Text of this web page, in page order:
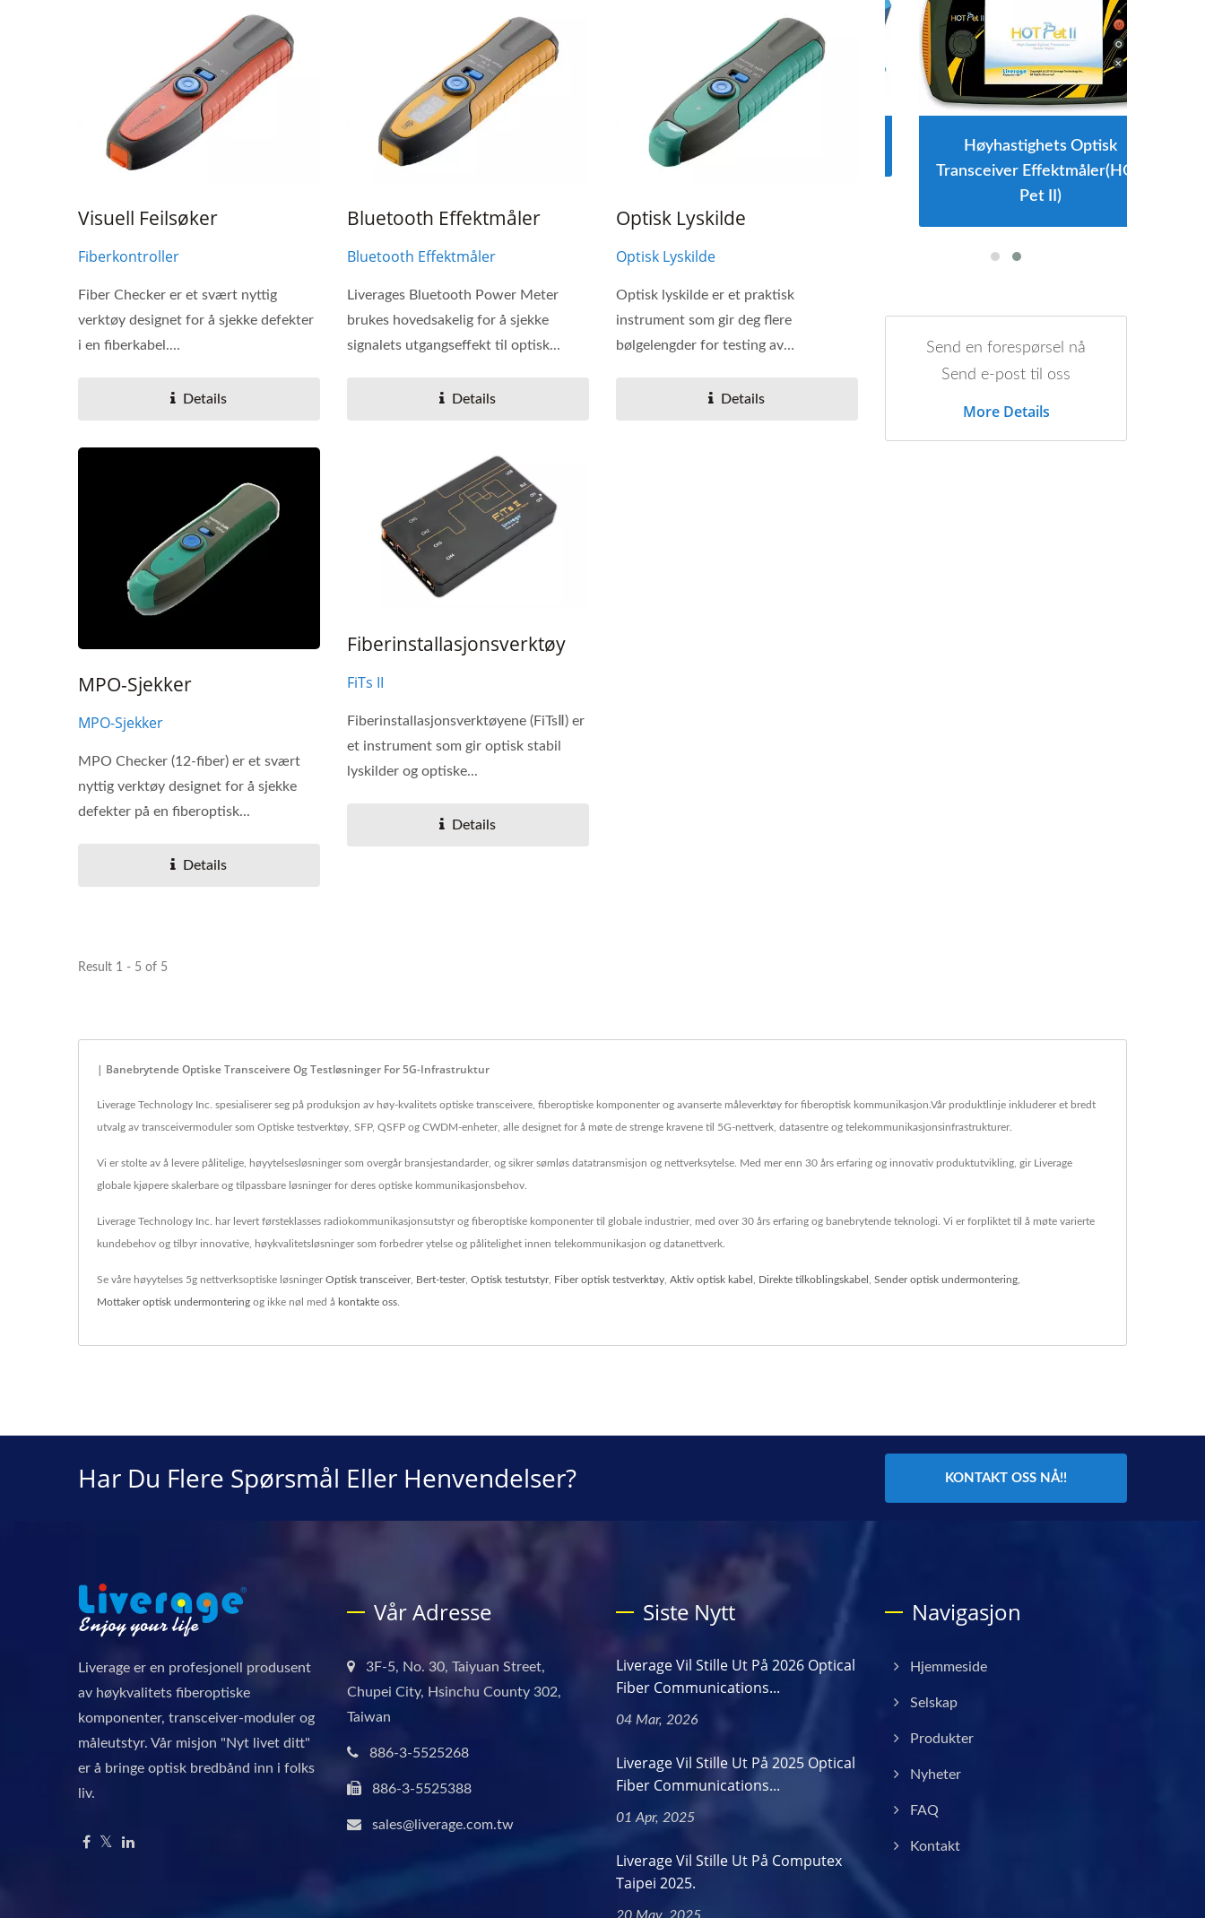
Visuell Feilsøker
Fiberkontroller
Fiber Checker er et svært nyttig
verktøy designet for å sjekke defekter
i en fiberkabel....
Details
Bluetooth Effektmåler
Bluetooth Effektmåler
Liverages Bluetooth Power Meter
brukes hovedsakelig for å sjekke
signalets utgangseffekt til optisk...
Details
Optisk Lyskilde
Optisk Lyskilde
Optisk lyskilde er et praktisk
instrument som gir deg flere
bølgelengder for testing av
Details
MPO-Sjekker
MPO-Sjekker
MPO Checker (12-fiber) er et svært
nyttig verktøy designet for å sjekke
defekter på en fiberoptisk...
Details
Fiberinstallasjonsverktøy
FiTs II
Fiberinstallasjonsverktøyene (FiTsⅡ) er
et instrument som gir optisk stabil
lyskilder og optiske...
Details
Result 1 - 5 of 5
Ibert X1 Mini
Høyhastighets Optisk
Transceiver Effektmåler(HOT
Ibert X1 Mini
Høyhastighets Optisk
Transceiver Effektmåler(HOT
Pet II)
Send en forespørsel nå
Send e-post til oss
More Details
| Banebrytende Optiske Transceivere Og Testløsninger For 5G-Infrastruktur
Liverage Technology Inc. spesialiserer seg på produksjon av høy-kvalitets optiske transceivere, fiberoptiske komponenter og avanserte måleverktøy for fiberoptisk kommunikasjon.Vår produktlinje inkluderer et bredt
utvalg av transceivermoduler som Optiske testverktøy, SFP, QSFP og CWDM-enheter, alle designet for å møte de strenge kravene til 5G-nettverk, datasentre og telekommunikasjonsinfrastrukturer.
Vi er stolte av å levere pålitelige, høyytelsesløsninger som overgår bransjestandarder, og sikrer sømløs datatransmisjon og nettverksytelse. Med mer enn 30 års erfaring og innovativ produktutvikling, gir Liverage
globale kjøpere skalerbare og tilpassbare løsninger for deres optiske kommunikasjonsbehov.
Liverage Technology Inc. har levert førsteklasses radiokommunikasjonsutstyr og fiberoptiske komponenter til globale industrier, med over 30 års erfaring og banebrytende teknologi. Vi er forpliktet til å møte varierte
kundebehov og tilbyr innovative, høykvalitetsløsninger som forbedrer ytelse og pålitelighet innen telekommunikasjon og datanettverk.
Se våre høyytelses 5g nettverksoptiske løsningerOptisk transceiver, Bert-tester, Optisk testutstyr, Fiber optisk testverktøy Aktiv optisk kabel Direkte tilkoblingskabel Sender optisk undermontering
Mottaker optisk undermontering og ikke nøl med å kontakte oss
Har Du Flere Spørsmål Eller Henvendelser? KONTAKT OSS NÅ!!
Liverage er en profesjonell produsent
av høykvalitets fiberoptiske
komponenter, transceiver-moduler og
måleutstyr. Vår misjon "Nyt livet ditt"
er å bringe optisk bredbånd inn i folks
liv.
Vår Adresse
3F-5, No. 30, Taiyuan Street,
Chupei City, Hsinchu County 302,
Taiwan
886-3-5525268
886-3-5525388
sales@liverage.com.tw
Siste Nytt
Liverage Vil Stille Ut På 2026 Optical
Fiber Communications...
04 Mar, 2026
Liverage Vil Stille Ut På 2025 Optical
Fiber Communications...
01 Apr, 2025
Liverage Vil Stille Ut På Computex
Taipei 2025.
Navigasjon
Hjemmeside
Selskap
Produkter
Nyheter
FAQ
Kontakt